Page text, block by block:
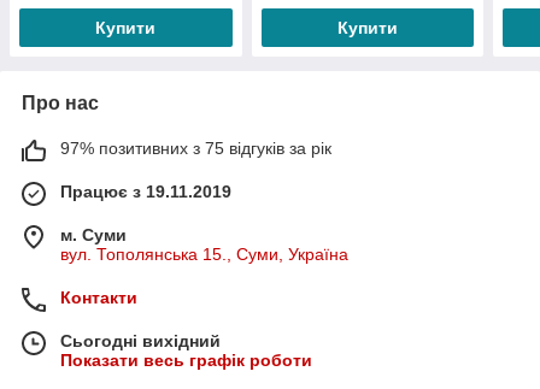
Купити Купити
Про нас
97% позитивних з 75 відгуків за рік
Працює з 19.11.2019
м. Суми
вул. Тополянська 15., Суми, Україна
Контакти
Сьогодні вихідний
Показати весь графік роботи